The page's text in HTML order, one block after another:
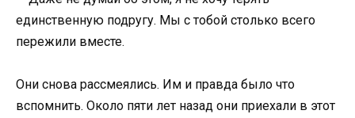
единственную подругу. Мы с тобой столько всего
пережили вместе.
Они снова рассмеялись. Им и правда было что
вспомнить. Около пяти лет назад они приехали в этот